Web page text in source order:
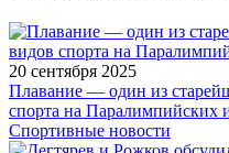
20 сентября 2025
Плавание — один из
спорта на Паралимпийских
Спортивные новости